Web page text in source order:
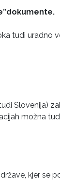
tudi
Slovenija)
možna
kjer